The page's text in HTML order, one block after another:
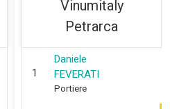
Vinumitaly
Petrarca
1
Daniele
FEVERATI
Portiere